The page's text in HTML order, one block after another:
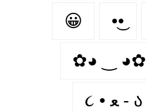
😀 •͜•
✿◕ ‿ ◕✿
૮ • ﻌ - ა⁩